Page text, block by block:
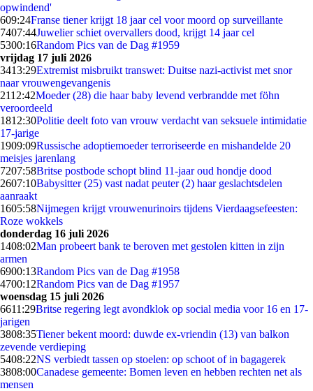
opwindend'
609:24Franse tiener krijgt 18 jaar cel voor moord op surveillante
7407:44Juwelier schiet overvallers dood, krijgt 14 jaar cel
5300:16Random Pics van de Dag #1959
vrijdag 17 juli 2026
3413:29Extremist misbruikt transwet: Duitse nazi-activist met snor
naar vrouwengevangenis
2112:42Moeder (28) die haar baby levend verbrandde met föhn
veroordeeld
1812:30Politie deelt foto van vrouw verdacht van seksuele intimidatie
17-jarige
1909:09Russische adoptiemoeder terroriseerde en mishandelde 20
meisjes jarenlang
7207:58Britse postbode schopt blind 11-jaar oud hondje dood
2607:10Babysitter (25) vast nadat peuter (2) haar geslachtsdelen
aanraakt
1605:58Nijmegen krijgt vrouwenurinoirs tijdens Vierdaagsefeesten:
Roze wokkels
donderdag 16 juli 2026
1408:02Man probeert bank te beroven met gestolen kitten in zijn
armen
6900:13Random Pics van de Dag #1958
4700:12Random Pics van de Dag #1957
woensdag 15 juli 2026
6611:29Britse regering legt avondklok op social media voor 16 en 17-
jarigen
3808:35Tiener bekent moord: duwde ex-vriendin (13) van balkon
zevende verdieping
5408:22NS verbiedt tassen op stoelen: op schoot of in bagagerek
3808:00Canadese gemeente: Bomen leven en hebben rechten net als
mensen